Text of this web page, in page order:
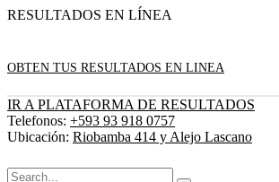
RESULTADOS EN LÍNEA
OBTEN TUS RESULTADOS EN LINEA
IR A PLATAFORMA DE RESULTADOS
Telefonos: +593 93 918 0757
Ubicación: Riobamba 414 y Alejo Lascano